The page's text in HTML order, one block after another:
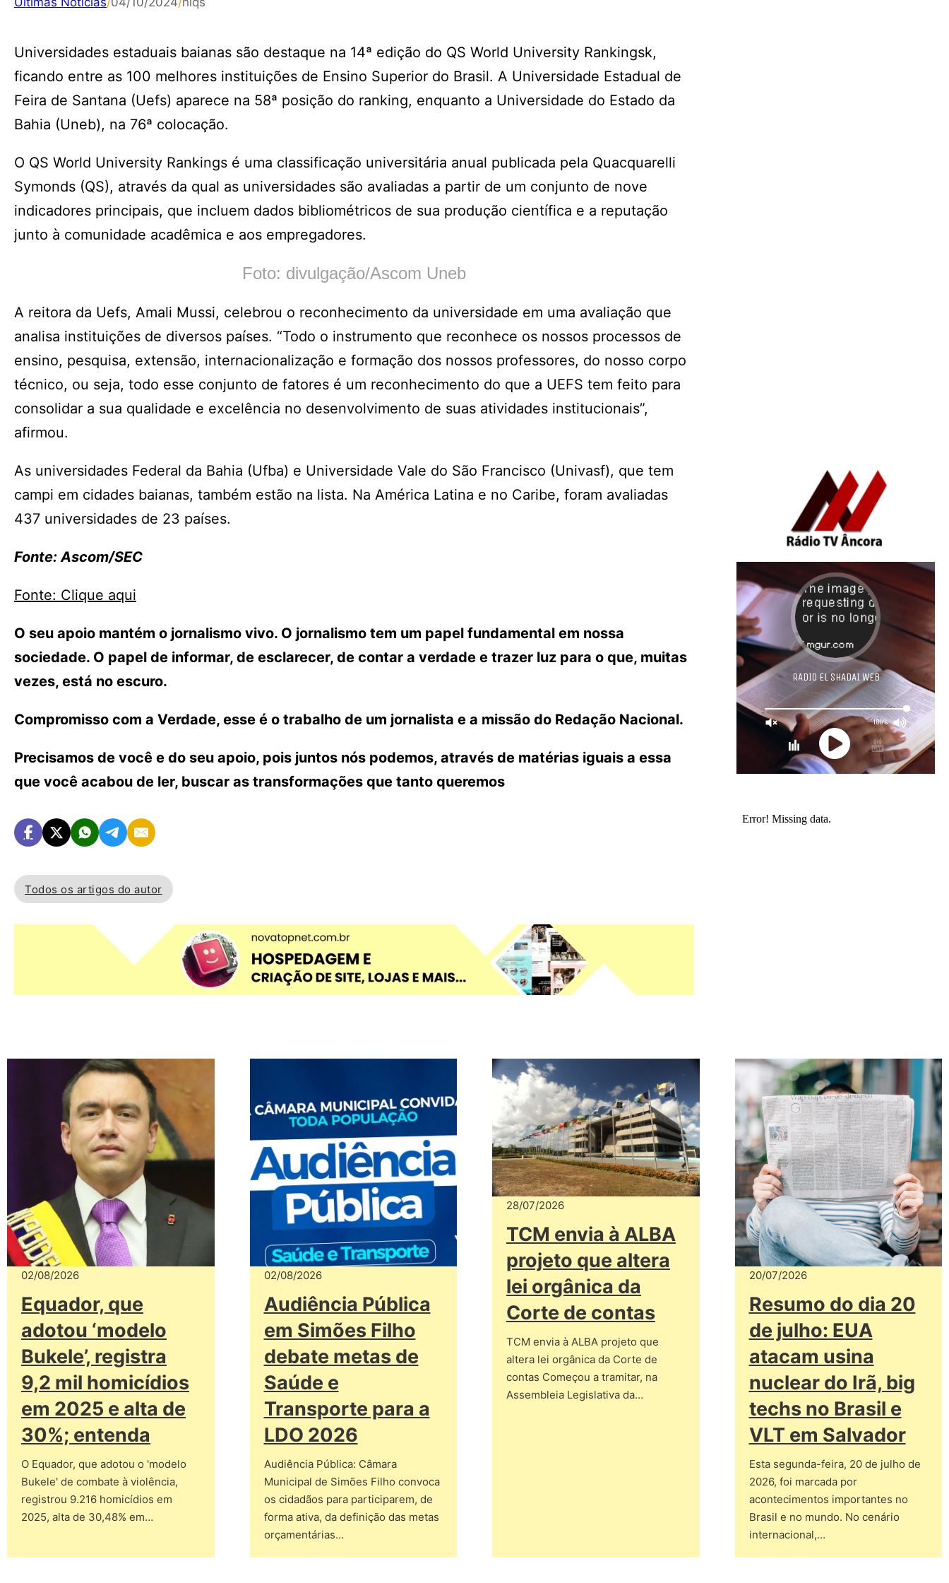
Universidades estaduais baianas são destaque na 14ª edição do QS World University Rankingsk,
ficando entre as 100 melhores instituições de Ensino Superior do Brasil. A Universidade Estadual de
Feira de Santana (Uefs) aparece na 58ª posição do ranking, enquanto a Universidade do Estado da
Bahia (Uneb), na 76ª colocação.
O QS World University Rankings é uma classificação universitária anual publicada pela Quacquarelli
Symonds (QS), através da qual as universidades são avaliadas a partir de um conjunto de nove
indicadores principais, que incluem dados bibliométricos de sua produção científica e a reputação
junto à comunidade acadêmica e aos empregadores.
Foto: divulgação/Ascom Uneb
A reitora da Uefs, Amali Mussi, celebrou o reconhecimento da universidade em uma avaliação que
analisa instituições de diversos países. “Todo o instrumento que reconhece os nossos processos de
ensino, pesquisa, extensão, internacionalização e formação dos nossos professores, do nosso corpo
técnico, ou seja, todo esse conjunto de fatores é um reconhecimento do que a UEFS tem feito para
consolidar a sua qualidade e excelência no desenvolvimento de suas atividades institucionais”,
afirmou.
As universidades Federal da Bahia (Ufba) e Universidade Vale do São Francisco (Univasf), que tem
campi em cidades baianas, também estão na lista. Na América Latina e no Caribe, foram avaliadas
437 universidades de 23 países.
Fonte: Ascom/SEC
Fonte: Clique aqui
O seu apoio mantém o jornalismo vivo. O jornalismo tem um papel fundamental em nossa
sociedade. O papel de informar, de esclarecer, de contar a verdade e trazer luz para o que, muitas
vezes, está no escuro.
Compromisso com a Verdade, esse é o trabalho de um jornalista e a missão do Redação Nacional.
Precisamos de você e do seu apoio, pois juntos nós podemos, através de matérias iguais a essa
que você acabou de ler, buscar as transformações que tanto queremos
Todos os artigos do autor
02/08/2026
Equador, que
adotou ‘modelo
Bukele’, registra
9,2 mil homicídios
em 2025 e alta de
30%; entenda
O Equador, que adotou o 'modelo
Bukele' de combate à violência,
registrou 9.216 homicídios em
2025, alta de 30,48% em…
02/08/2026
Audiência Pública
em Simões Filho
debate metas de
Saúde e
Transporte para a
LDO 2026
Audiência Pública: Câmara
Municipal de Simões Filho convoca
os cidadãos para participarem, de
forma ativa, da definição das metas
orçamentárias…
28/07/2026
TCM envia à ALBA
projeto que altera
lei orgânica da
Corte de contas
TCM envia à ALBA projeto que
altera lei orgânica da Corte de
contas Começou a tramitar, na
Assembleia Legislativa da…
20/07/2026
Resumo do dia 20
de julho: EUA
atacam usina
nuclear do Irã, big
techs no Brasil e
VLT em Salvador
Esta segunda-feira, 20 de julho de
2026, foi marcada por
acontecimentos importantes no
Brasil e no mundo. No cenário
internacional,…